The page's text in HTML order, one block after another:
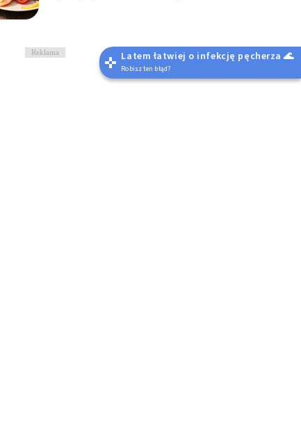
Reklama Latem łatwiej o infekcję pęcherza 🌊
Robisz ten błąd?